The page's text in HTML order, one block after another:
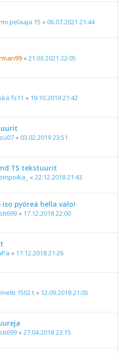
pelaaja 15 « 06.07.2021 21:44
« 21.03.2021 22:05
fs11 « 19.10.2019 21:42
« 03.02.2019 23:51
TS tekstuurit
« 22.12.2018 21:43
pyöreä hella valo!
« 17.12.2018 22:00
« 17.12.2018 21:26
1502 t « 12.09.2018 21:05
« 27.04.2018 23:15